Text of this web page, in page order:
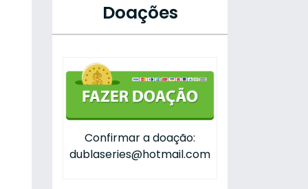
Doações
Confirmar a doação:
dublaseries@hotmail.com